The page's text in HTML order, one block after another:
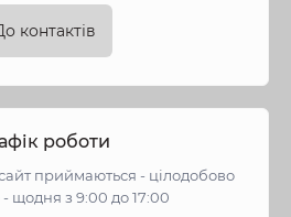
контактів
роботи
приймаються - цілодобово
щодня з 9:00 до 17:00